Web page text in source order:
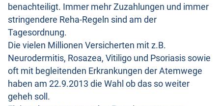
benachteiligt. Immer mehr Zuzahlungen und immer
stringendere Reha-Regeln sind am der
Tagesordnung.
Die vielen Millionen Versicherten mit z.B.
Neurodermitis, Rosazea, Vitiligo und Psoriasis sowie
oft mit begleitenden Erkrankungen der Atemwege
haben am 22.9.2013 die Wahl ob das so weiter
geheh soll.